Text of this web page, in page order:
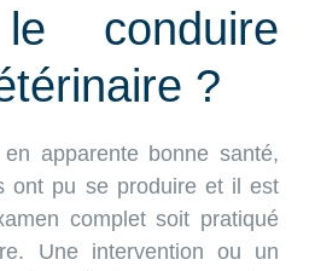
conduire
?
apparente bonne santé,
ont pu se produire et il est
complet soit pratiqué
Une intervention ou un